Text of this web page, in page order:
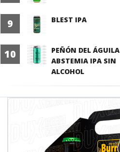
9 BLEST IPA
10
PEÑÓN DEL ÁGUILA
ABSTEMIA IPA SIN
ALCOHOL